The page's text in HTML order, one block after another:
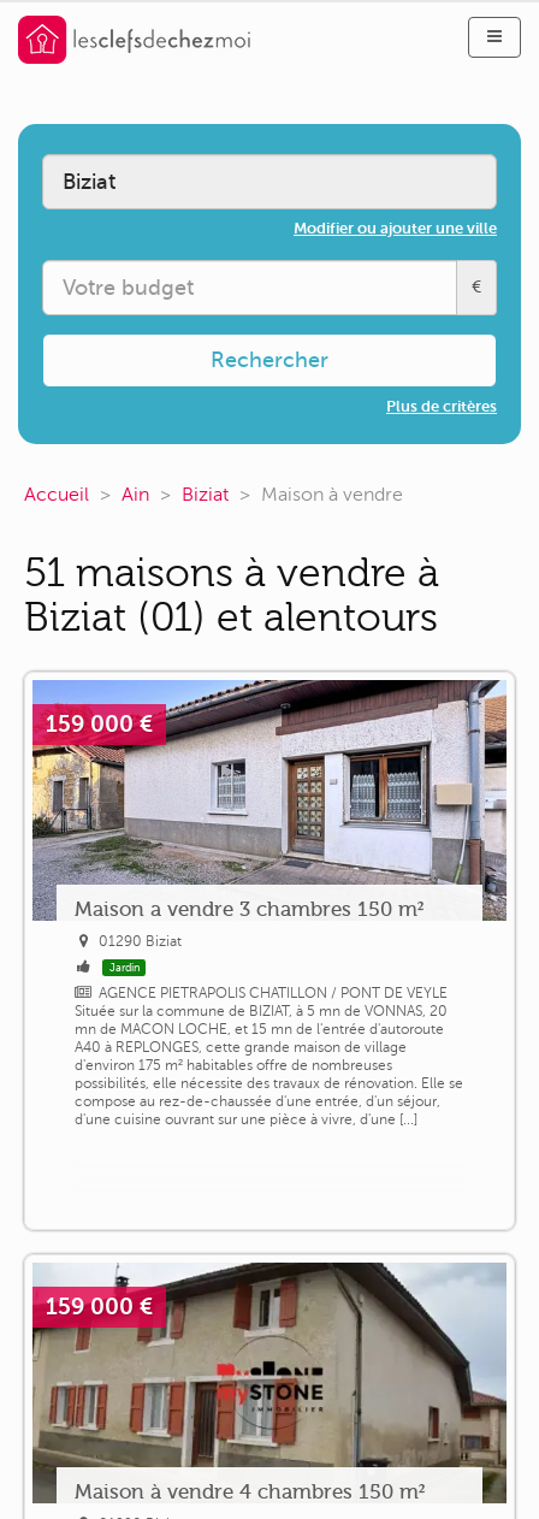
Modifier ou ajouter une ville
€
Rechercher
Plus de critères
Accueil Ain Biziat Maison à vendre
51 maisons à vendre à
Biziat (01) et alentours
159 000 €
Maison a vendre 3 chambres 150 m²
01290 Biziat
Jardin
AGENCE PIETRAPOLIS CHATILLON / PONT DE VEYLE
Située sur la commune de BIZIAT, à 5 mn de VONNAS, 20
mn de MACON LOCHE, et 15 mn de l'entrée d'autoroute
A40 à REPLONGES, cette grande maison de village
d'environ 175 m² habitables offre de nombreuses
possibilités, elle nécessite des travaux de rénovation. Elle se
compose au rez-de-chaussée d'une entrée, d'un séjour,
d'une cuisine ouvrant sur une pièce à vivre, d'une [...]
159 000 €
Maison à vendre 4 chambres 150 m²